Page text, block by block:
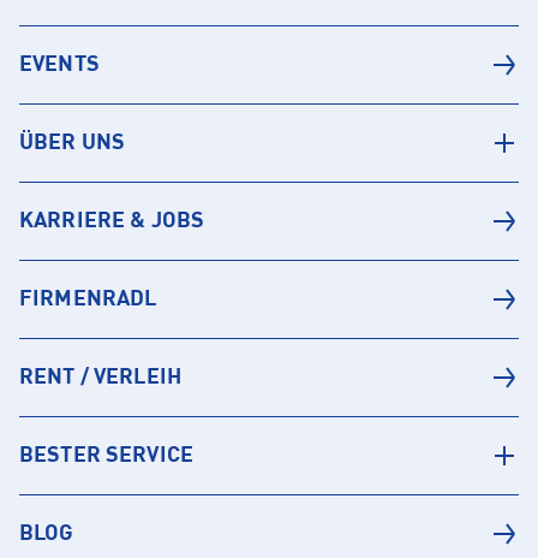
EVENTS
ÜBER UNS
KARRIERE & JOBS
FIRMENRADL
RENT / VERLEIH
BESTER SERVICE
BLOG